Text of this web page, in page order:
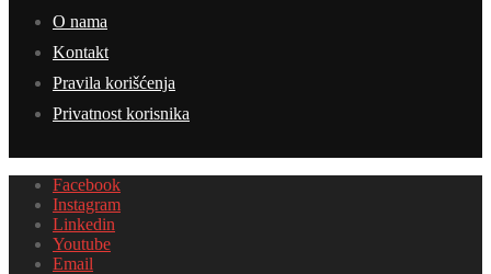
O nama
Kontakt
Pravila korišćenja
Privatnost korisnika
Facebook
Instagram
Linkedin
Youtube
Email